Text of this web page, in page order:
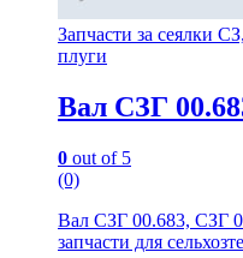
Запчасти за сеялки
плуги
Вал СЗГ
0 out of 5
(0)
Вал СЗГ 00.683, СЗГ
запчасти для